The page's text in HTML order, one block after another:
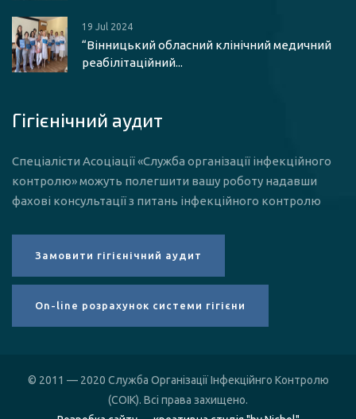
19 Jul 2024
“Вінницький обласний клінічний медичний
реабілітаційний...
Гігієнічний аудит
Спеціалісти Асоціації «Служба організації інфекційного
контролю» можуть полегшити вашу роботу надавши
фахові консультації з питань інфекційного контролю
© 2011 — 2020 Служба Організації Інфекційнго Контролю
(СОІК). Всі права захищено.